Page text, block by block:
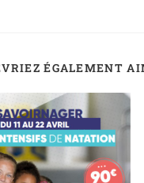
ÉGALEMENT